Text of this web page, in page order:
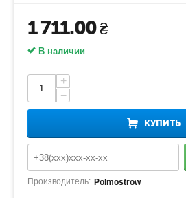
1 711.00₴
В наличии
+
−
КУПИТЬ
Производитель: Polmostrow